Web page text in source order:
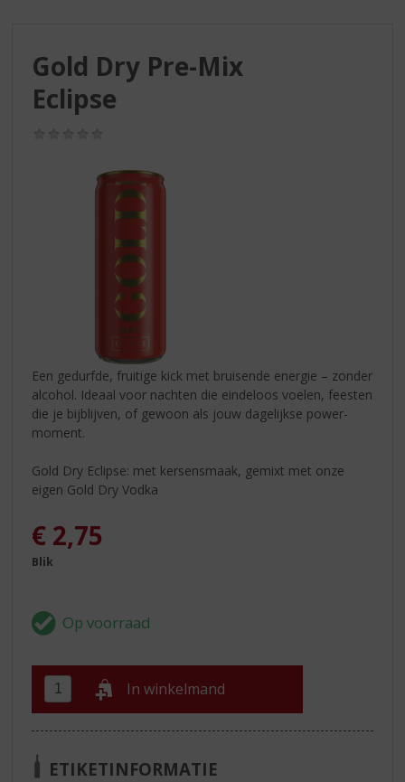
Gold Dry Pre-Mix
Eclipse
Een gedurfde, fruitige kick met bruisende energie – zonder
alcohol. Ideaal voor nachten die eindeloos voelen, feesten
die je bijblijven, of gewoon als jouw dagelijkse power-
moment.
Gold Dry Eclipse: met kersensmaak, gemixt met onze
eigen Gold Dry Vodka
€ 2,75
Blik
In winkelmand
ETIKETINFORMATIE